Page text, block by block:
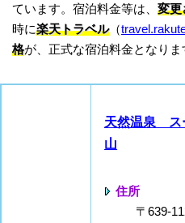
ています。宿泊料金等は、 変更
時に楽天トラベル（
格が、正式な宿泊料金となりま
天然温泉 ス
山
住所
〒639-